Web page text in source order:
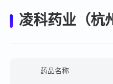
凌科药业（杭
药品名称